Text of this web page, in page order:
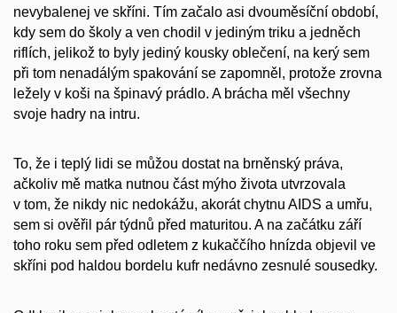
nevybalenej ve skříni. Tím začalo asi dvouměsíční období,
kdy sem do školy a ven chodil v jediným triku a jedněch
riflích, jelikož to byly jediný kousky oblečení, na kerý sem
při tom nenadálým spakování se zapomněl, protože zrovna
ležely v koši na špinavý prádlo. A brácha měl všechny
svoje hadry na intru.
To, že i teplý lidi se můžou dostat na brněnský práva,
ačkoliv mě matka nutnou část mýho života utvrzovala
v tom, že nikdy nic nedokážu, akorát chytnu AIDS a umřu,
sem si ověřil pár týdnů před maturitou. A na začátku září
toho roku sem před odletem z kukaččího hnízda objevil ve
skříni pod haldou bordelu kufr nedávno zesnulé sousedky.